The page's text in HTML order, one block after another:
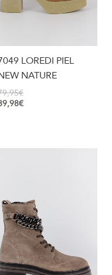
LOREDI PIEL
NATURE
€
€